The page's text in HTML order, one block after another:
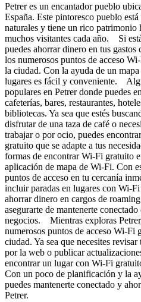
Petrer es un encantador pueblo
España. Este pintoresco pueblo
naturales y tiene un rico patrimonio
muchos visitantes cada año. Si
puedes ahorrar dinero en tus
los numerosos puntos de acceso
la ciudad. Con la ayuda de un
lugares es fácil y conveniente.
populares en Petrer donde puedes
cafeterías, bares, restaurantes,
bibliotecas. Ya sea que estés
disfrutar de una taza de café o
trabajar o por ocio, puedes
gratuito que se adapte a tus
formas de encontrar Wi-Fi gratuito
aplicación de mapa de Wi-Fi. Con
puntos de acceso en tu cercanía
incluir paradas en lugares con Wi-
ahorrar dinero en cargos de
asegurarte de mantenerte
negocios. Mientras exploras
numerosos puntos de acceso Wi-Fi
ciudad. Ya sea que necesites
por la web o publicar
encontrar un lugar con Wi-Fi
Con un poco de planificación y la
puedes mantenerte conectado y
Petrer.